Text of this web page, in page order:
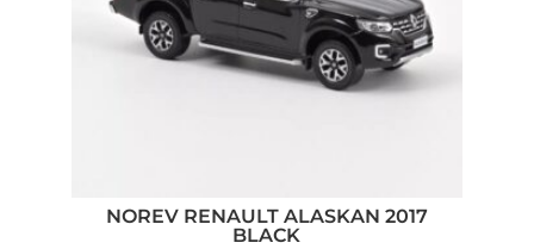
NOREV RENAULT ALASKAN 2017
BLACK